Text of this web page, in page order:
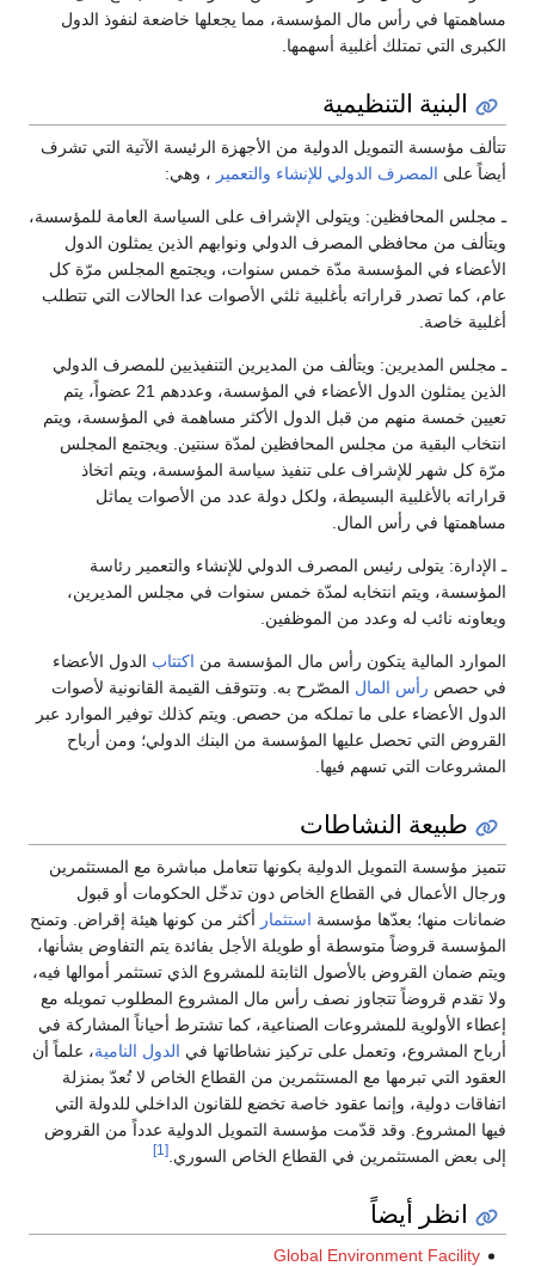
مساهمتها في رأس مال المؤسسة، مما يجعلها خاضعة لنفوذ الدول
الكبرى التي تمتلك أغلبية أسهمها.
البنية التنظيمية
تتألف مؤسسة التمويل الدولية من الأجهزة الرئيسة الآتية التي تشرف
أيضاً على المصرف الدولي للإنشاء والتعمير ، وهي:
ـ مجلس المحافظين: ويتولى الإشراف على السياسة العامة للمؤسسة،
ويتألف من محافظي المصرف الدولي ونوابهم الذين يمثلون الدول
الأعضاء في المؤسسة مدّة خمس سنوات، ويجتمع المجلس مرّة كل
عام، كما تصدر قراراته بأغلبية ثلثي الأصوات عدا الحالات التي تتطلب
أغلبية خاصة.
ـ مجلس المديرين: ويتألف من المديرين التنفيذيين للمصرف الدولي
الذين يمثلون الدول الأعضاء في المؤسسة، وعددهم 21 عضواً، يتم
تعيين خمسة منهم من قبل الدول الأكثر مساهمة في المؤسسة، ويتم
انتخاب البقية من مجلس المحافظين لمدّة سنتين. ويجتمع المجلس
مرّة كل شهر للإشراف على تنفيذ سياسة المؤسسة، ويتم اتخاذ
قراراته بالأغلبية البسيطة، ولكل دولة عدد من الأصوات يماثل
مساهمتها في رأس المال.
ـ الإدارة: يتولى رئيس المصرف الدولي للإنشاء والتعمير رئاسة
المؤسسة، ويتم انتخابه لمدّة خمس سنوات في مجلس المديرين،
ويعاونه نائب له وعدد من الموظفين.
الموارد المالية يتكون رأس مال المؤسسة من اكتتاب الدول الأعضاء
في حصص رأس المال المصّرح به. وتتوقف القيمة القانونية لأصوات
الدول الأعضاء على ما تملكه من حصص. ويتم كذلك توفير الموارد عبر
القروض التي تحصل عليها المؤسسة من البنك الدولي؛ ومن أرباح
المشروعات التي تسهم فيها.
طبيعة النشاطات
تتميز مؤسسة التمويل الدولية بكونها تتعامل مباشرة مع المستثمرين
ورجال الأعمال في القطاع الخاص دون تدخّل الحكومات أو قبول
ضمانات منها؛ بعدّها مؤسسة استثمار أكثر من كونها هيئة إقراض. وتمنح
المؤسسة قروضاً متوسطة أو طويلة الأجل بفائدة يتم التفاوض بشأنها،
ويتم ضمان القروض بالأصول الثابتة للمشروع الذي تستثمر أموالها فيه،
ولا تقدم قروضاً تتجاوز نصف رأس مال المشروع المطلوب تمويله مع
إعطاء الأولوية للمشروعات الصناعية، كما تشترط أحياناً المشاركة في
أرباح المشروع، وتعمل على تركيز نشاطاتها في الدول النامية، علماً أن
العقود التي تبرمها مع المستثمرين من القطاع الخاص لا تُعدّ بمنزلة
اتفاقات دولية، وإنما عقود خاصة تخضع للقانون الداخلي للدولة التي
فيها المشروع. وقد قدّمت مؤسسة التمويل الدولية عدداً من القروض
إلى بعض المستثمرين في القطاع الخاص السوري. [1]
انظر أيضاً
Global Environment Facility